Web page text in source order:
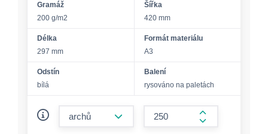
Gramáž
200 g/m2
Šířka
420 mm
Délka
297 mm
Formát materiálu
A3
Odstín
bílá
Balení
rysováno na paletách
form.increase-